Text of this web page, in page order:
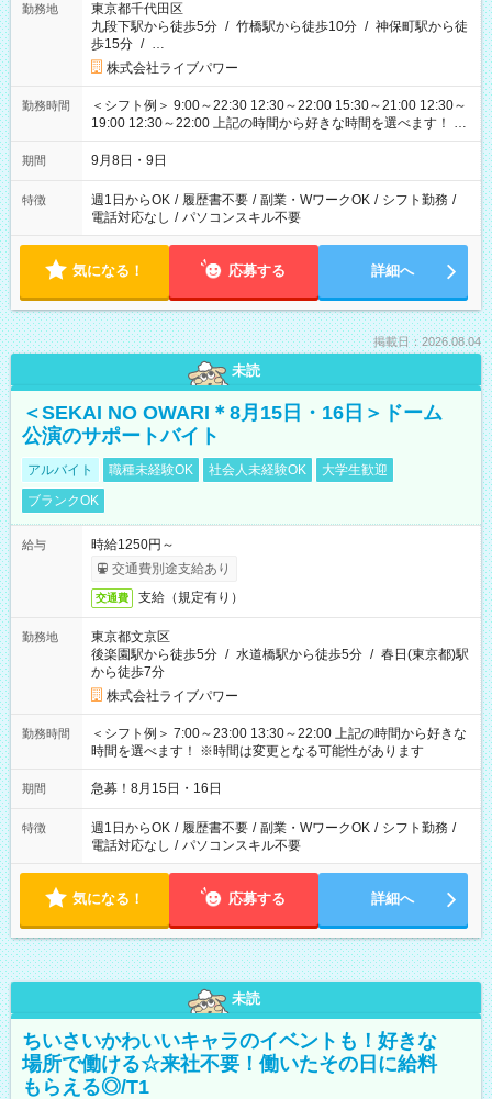
勤務地
東京都千代田区
九段下駅から徒歩5分 / 竹橋駅から徒歩10分 / 神保町駅から徒
歩15分 / …
株式会社ライブパワー
勤務時間
＜シフト例＞ 9:00～22:30 12:30～22:00 15:30～21:00 12:30～
19:00 12:30～22:00 上記の時間から好きな時間を選べます！ ※
時間は変更となる可能性があります
期間 9月8日・9日
特徴 週1日からOK / 履歴書不要 / 副業・WワークOK / シフト勤務 /
電話対応なし / パソコンスキル不要
気になる！ 応募する 詳細へ
掲載日：2026.08.04
未読
＜SEKAI NO OWARI＊8月15日・16日＞ドーム
公演のサポートバイト
アルバイト 職種未経験OK 社会人未経験OK
大学生歓迎
ブランクOK
給与
時給1250円～
交通費別途支給あり
交通費 支給（規定有り）
勤務地
東京都文京区
後楽園駅から徒歩5分 / 水道橋駅から徒歩5分 / 春日(東京都)駅
から徒歩7分
株式会社ライブパワー
勤務時間
＜シフト例＞ 7:00～23:00 13:30～22:00 上記の時間から好きな
時間を選べます！ ※時間は変更となる可能性があります
期間 急募！8月15日・16日
特徴 週1日からOK / 履歴書不要 / 副業・WワークOK / シフト勤務 /
電話対応なし / パソコンスキル不要
気になる！ 応募する 詳細へ
未読
ちいさいかわいいキャラのイベントも！好きな
場所で働ける☆来社不要！働いたその日に給料
もらえる◎/T1